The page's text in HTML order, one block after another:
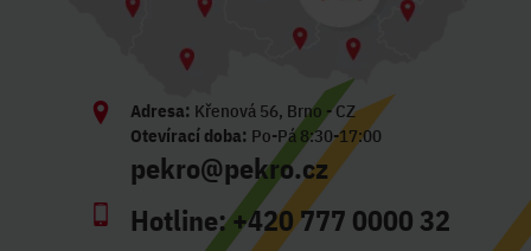
Adresa: Křenová 56, Brno - CZ
Otevírací doba: Po-Pá 8:30-17:00
pekro@pekro.cz
Hotline:+420 777 0000 32